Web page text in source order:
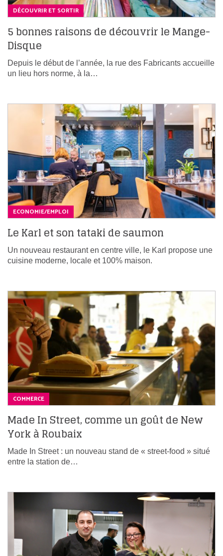
DÉCOUVRIR ET SORTIR
5 bonnes raisons de découvrir le Mange-
Disque
Depuis le début de l’année, la rue des Fabricants accueille
un lieu hors norme, à la…
ECONOMIE/EMPLOI
Le Karl et son tataki de saumon
Un nouveau restaurant en centre ville, le Karl propose une
cuisine moderne, locale et 100% maison.
COMMERCE
Made In Street, comme un goût de New
York à Roubaix
Made In Street : un nouveau stand de « street-food » situé
entre la station de…